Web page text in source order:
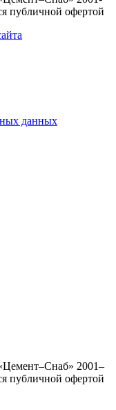
публичной офертой
данных
2001–
публичной офертой